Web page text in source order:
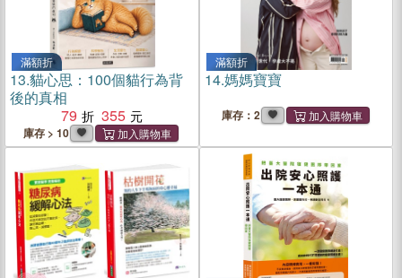
滿額折
13.貓心思：100個貓行為背
後的真相
79
355
庫存 > 10
滿額折
14.媽媽寶寶
庫存：2